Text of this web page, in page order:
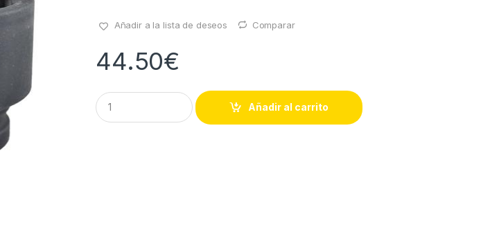
Añadir a la lista de deseos Comparar
44.50€
Q
u
a
Añadir al carrito